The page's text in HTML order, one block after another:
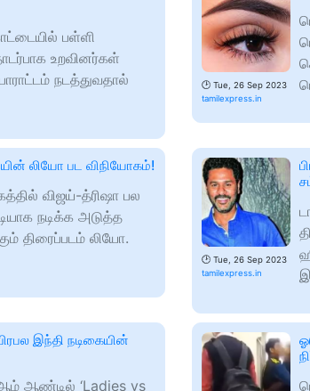
பள்ளி
உறவினர்கள்
நடத்துவதால்
🕑 Tue, 26 Sep 2023
tamilexpress.in
லியோ பட விநியோகம்!
விஜய்-த்ரிஷா பல
நடிக்க அடுத்த
திரைப்படம் லியோ.
🕑 Tue, 26 Sep 2023
tamilexpress.in
இந்தி நடிகையின்
ஆண்டில் ‘Ladies vs